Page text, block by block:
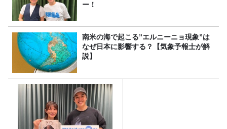
ー！
南米の海で起こる”エルニーニョ現象”は
なぜ日本に影響する？【気象予報士が解
説】